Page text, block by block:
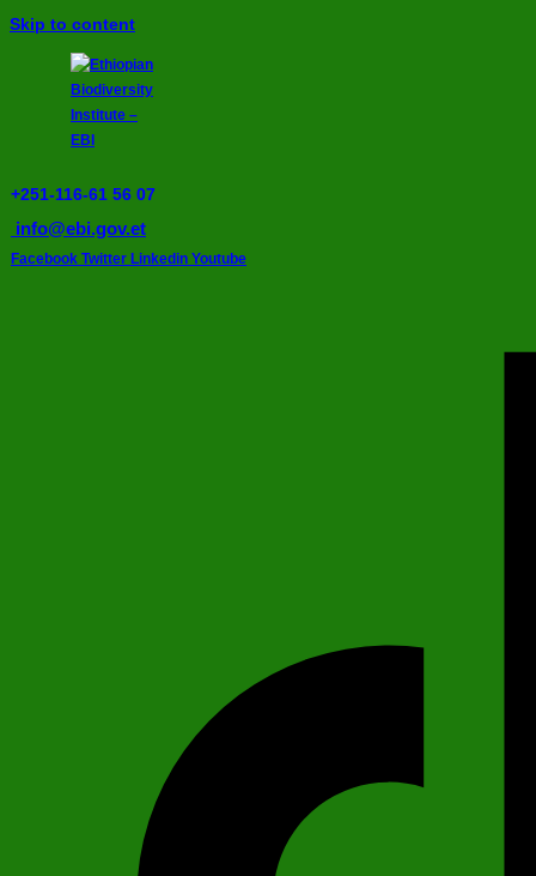
Skip to content
+251-116-61 56 07
info@ebi.gov.et
Facebook Twitter Linkedin Youtube